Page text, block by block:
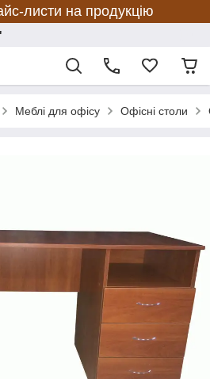
листи на продукцію
Меблі для офісу Офісні столи